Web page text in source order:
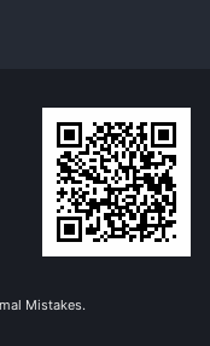
Mistakes.